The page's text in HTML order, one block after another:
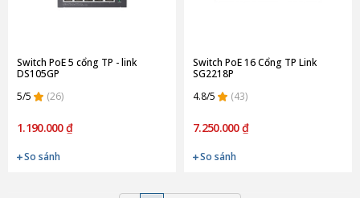
Switch PoE 5 cổng TP - link
DS105GP
5/5
(26)
1.190.000 ₫
So sánh
Switch PoE 16 Cổng TP Link
SG2218P
4.8/5
(43)
7.250.000 ₫
So sánh